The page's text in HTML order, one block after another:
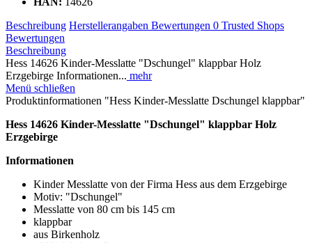
Beschreibung Herstellerangaben Bewertungen 0 Trusted Shops
Bewertungen
Beschreibung
Hess 14626 Kinder-Messlatte "Dschungel" klappbar Holz
Erzgebirge Informationen... mehr
Menü schließen
Produktinformationen "Hess Kinder-Messlatte Dschungel klappbar"
Hess 14626 Kinder-Messlatte "Dschungel" klappbar Holz
Erzgebirge
Informationen
Kinder Messlatte von der Firma Hess aus dem Erzgebirge
Motiv: "Dschungel"
Messlatte von 80 cm bis 145 cm
klappbar
aus Birkenholz